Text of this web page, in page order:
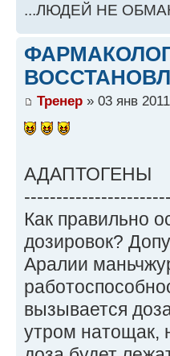
...ЛЮДЕЙ НЕ
Тренер » 03 янв
АДАПТОГЕНЫ
Как правильно
дозировок?
Аралии
вызывается
утром натощак,